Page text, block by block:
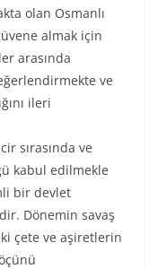
olan Osmanlı
almak için
arasında
ve
ileri
sırasında ve
kabul edilmekle
bir devlet
Dönemin savaş
çete ve aşiretlerin